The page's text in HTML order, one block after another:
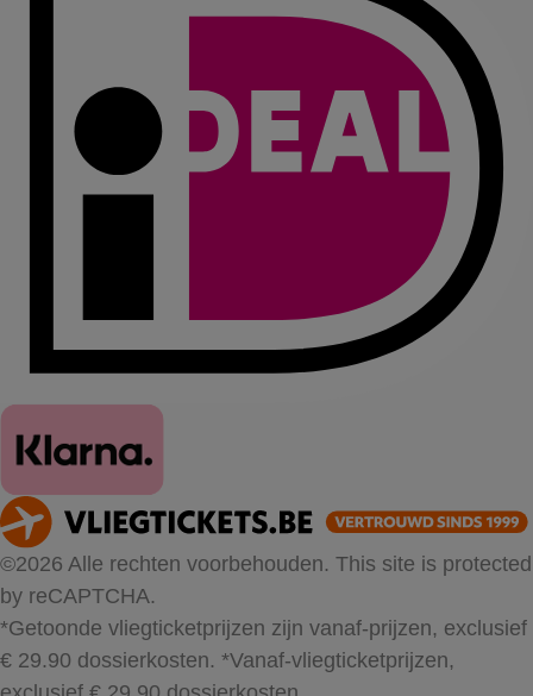
©2026 Alle rechten voorbehouden. This site is protected
by reCAPTCHA.
*Getoonde vliegticketprijzen zijn vanaf-prijzen, exclusief
€ 29.90 dossierkosten. *Vanaf-vliegticketprijzen,